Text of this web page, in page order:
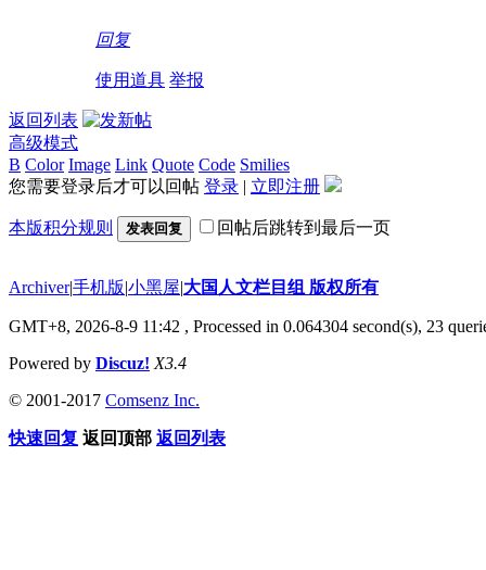
回复
使用道具 举报
返回列表
高级模式
B Color Image Link Quote Code Smilies
您需要登录后才可以回帖 登录 | 立即注册
本版积分规则 发表回复 回帖后跳转到最后一页
Archiver|手机版|小黑屋|大国人文栏目组 版权所有
GMT+8, 2026-8-9 11:42 , Processed in 0.064304 second(s), 23
Powered by Discuz! X3.4
© 2001-2017 Comsenz Inc.
快速回复 返回顶部 返回列表